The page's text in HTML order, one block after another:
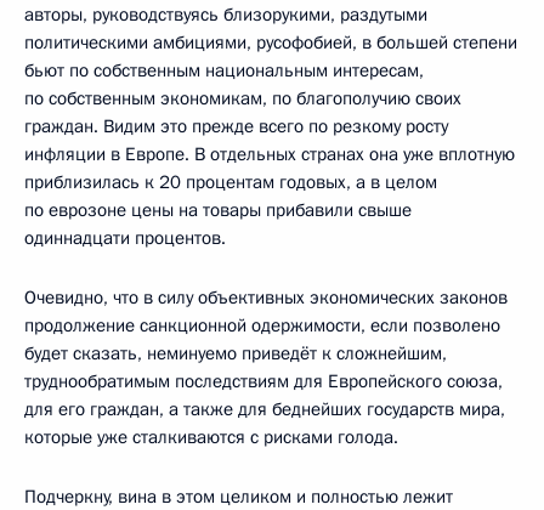
авторы, руководствуясь близорукими, раздутыми
политическими амбициями, русофобией, в большей степени
бьют по собственным национальным интересам,
по собственным экономикам, по благополучию своих
граждан. Видим это прежде всего по резкому росту
инфляции в Европе. В отдельных странах она уже вплотную
приблизилась к 20 процентам годовых, а в целом
по еврозоне цены на товары прибавили свыше
одиннадцати процентов.
Очевидно, что в силу объективных экономических законов
продолжение санкционной одержимости, если позволено
будет сказать, неминуемо приведёт к сложнейшим,
труднообратимым последствиям для Европейского союза,
для его граждан, а также для беднейших государств мира,
которые уже сталкиваются с рисками голода.
Подчеркну, вина в этом целиком и полностью лежит